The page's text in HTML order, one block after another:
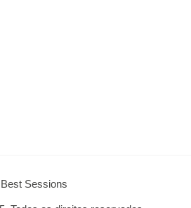
Best Sessions